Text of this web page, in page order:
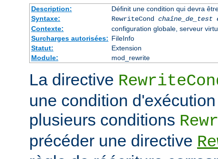
Description:
Définit une condition qui devra
Syntaxe:
RewriteCond chaîne_de_test
Contexte:
configuration globale, serveur
Surcharges autorisées: FileInfo
Statut:
Extension
Module:
mod_rewrite
La directive
une condition
plusieurs conditions
précéder une directive